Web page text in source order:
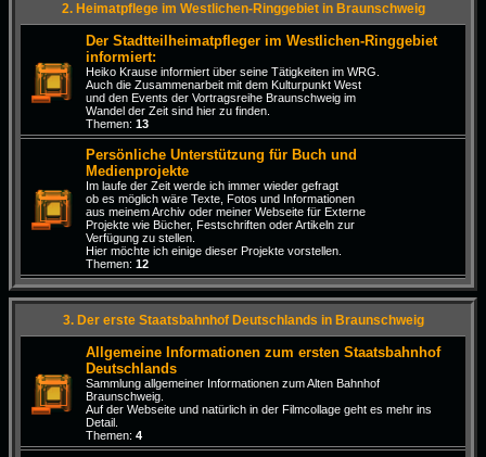
2. Heimatpflege im Westlichen-Ringgebiet in Braunschweig
Der Stadtteilheimatpfleger im Westlichen-Ringgebiet
informiert:
Heiko Krause informiert über seine Tätigkeiten im WRG.
Auch die Zusammenarbeit mit dem Kulturpunkt West
und den Events der Vortragsreihe Braunschweig im
Wandel der Zeit sind hier zu finden.
Themen: 13
Persönliche Unterstützung für Buch und
Medienprojekte
Im laufe der Zeit werde ich immer wieder gefragt
ob es möglich wäre Texte, Fotos und Informationen
aus meinem Archiv oder meiner Webseite für Externe
Projekte wie Bücher, Festschriften oder Artikeln zur
Verfügung zu stellen.
Hier möchte ich einige dieser Projekte vorstellen.
Themen: 12
3. Der erste Staatsbahnhof Deutschlands in Braunschweig
Allgemeine Informationen zum ersten Staatsbahnhof
Deutschlands
Sammlung allgemeiner Informationen zum Alten Bahnhof
Braunschweig.
Auf der Webseite und natürlich in der Filmcollage geht es mehr ins
Detail.
Themen: 4